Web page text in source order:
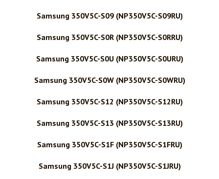
Samsung 350V5C-S09 (NP350V5C-S09RU)
Samsung 350V5C-S0R (NP350V5C-S0RRU)
Samsung 350V5C-S0U (NP350V5C-S0URU)
Samsung 350V5C-S0W (NP350V5C-S0WRU)
Samsung 350V5C-S12 (NP350V5C-S12RU)
Samsung 350V5C-S13 (NP350V5C-S13RU)
Samsung 350V5C-S1F (NP350V5C-S1FRU)
Samsung 350V5C-S1J (NP350V5C-S1JRU)